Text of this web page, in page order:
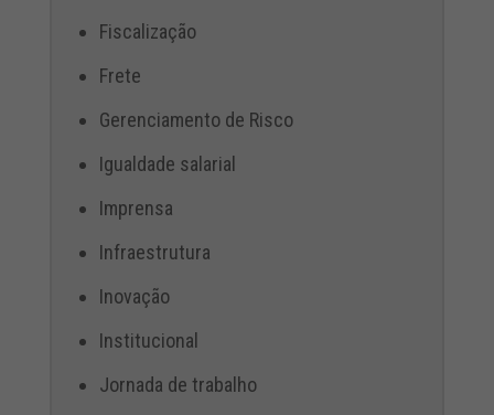
Fiscalização
Frete
Gerenciamento de Risco
Igualdade salarial
Imprensa
Infraestrutura
Inovação
Institucional
Jornada de trabalho